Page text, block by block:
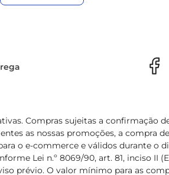
Compras sujeitas a confirmação
as nossas promoções, a compra
o e-commerce e válidos durante o
Lei n.º 8069/90, art. 81, inciso II
prévio. O valor mínimo para as